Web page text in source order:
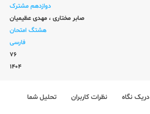
دوازدهم مشترک
صابر مختاری ، مهدی عظیمیان
هشتگ امتحان
فارسی
76
1404
دریک نگاه نظرات کاربران تحلیل شما